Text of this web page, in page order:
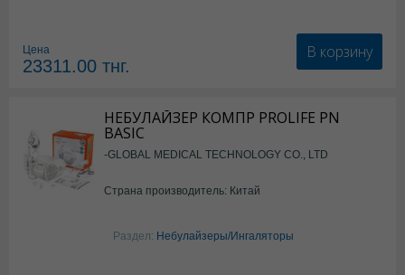
Цена
23311.00 тнг.
В корзину
НЕБУЛАЙЗЕР КОМПР PROLIFE PN
BASIC
-GLOBAL MEDICAL TECHNOLOGY CO., LTD
Страна производитель: Китай
Раздел: Небулайзеры/Ингаляторы